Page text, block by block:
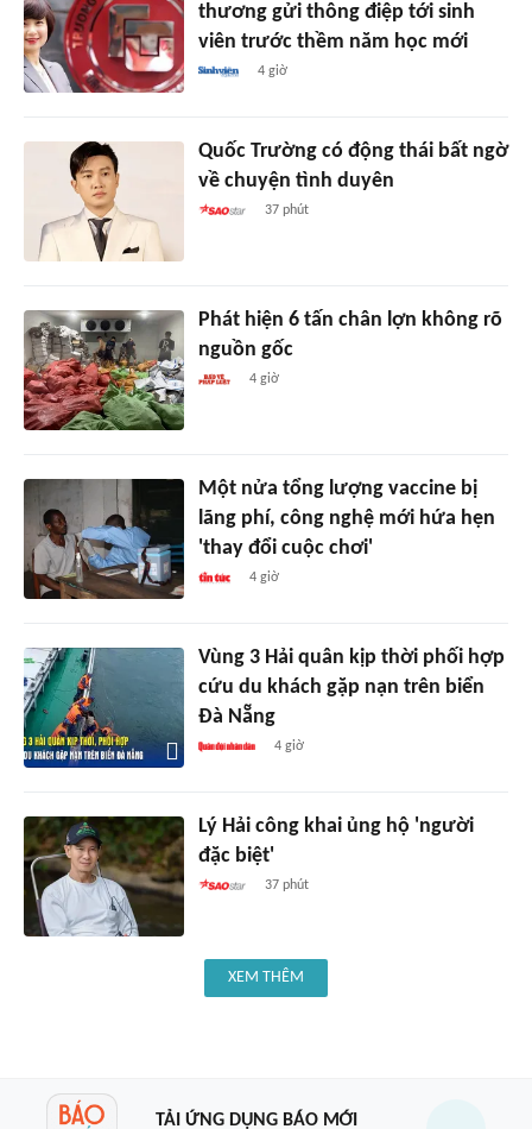
thương gửi thông điệp tới sinh
viên trước thềm năm học mới
4 giờ
Quốc Trường có động thái bất ngờ
về chuyện tình duyên
37 phút
Phát hiện 6 tấn chân lợn không rõ
nguồn gốc
4 giờ
Một nửa tổng lượng vaccine bị
lãng phí, công nghệ mới hứa hẹn
'thay đổi cuộc chơi'
4 giờ
Vùng 3 Hải quân kịp thời phối hợp
cứu du khách gặp nạn trên biển
Đà Nẵng
4 giờ
Lý Hải công khai ủng hộ 'người
đặc biệt'
37 phút
XEM THÊM
TẢI ỨNG DỤNG BÁO MỚI